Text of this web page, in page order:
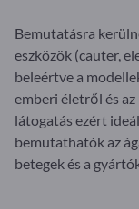
Bemutatásra
eszközök (cauter,
beleértve a
emberi életről és
látogatás ezért
bemutathatók az
betegek és a